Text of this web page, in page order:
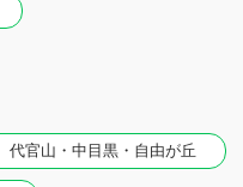
代官山・中目黒・自由が丘